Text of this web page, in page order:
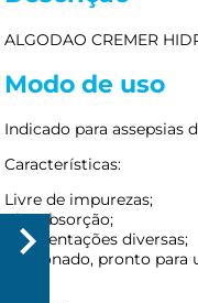
ALGODAO CREMER
Modo de uso
Indicado para assepsias
Características:
Livre de impurezas;
Alta absorção;
Apresentações diversas;
Fracionado, pronto para